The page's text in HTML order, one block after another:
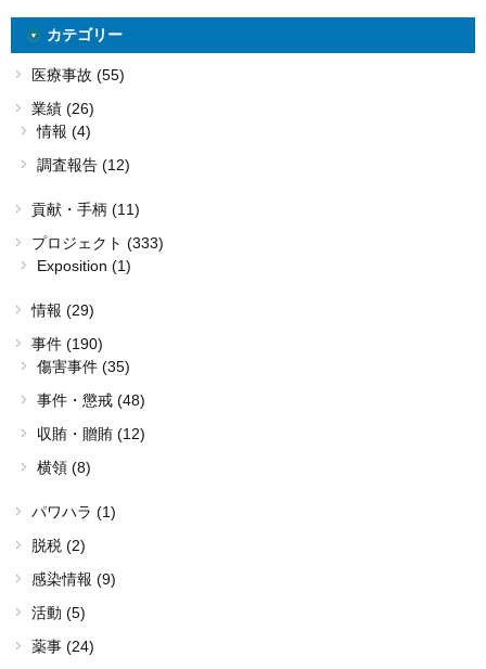
カテゴリー
医療事故 (55)
業績 (26)
情報 (4)
調査報告 (12)
貢献・手柄 (11)
プロジェクト (333)
Exposition (1)
情報 (29)
事件 (190)
傷害事件 (35)
事件・懲戒 (48)
収賄・贈賄 (12)
横領 (8)
パワハラ (1)
脱税 (2)
感染情報 (9)
活動 (5)
薬事 (24)